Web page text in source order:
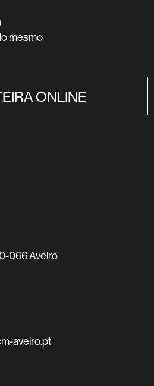
mesmo
ONLINE
066 Aveiro
aveiro.pt